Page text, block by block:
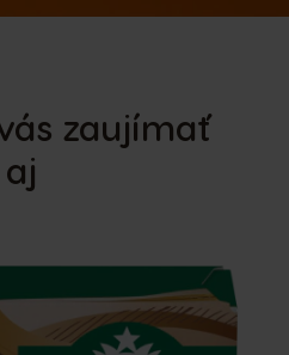
zaujímať
aj